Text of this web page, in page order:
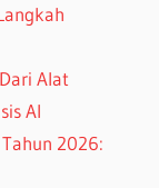
Alat
AI
2026: